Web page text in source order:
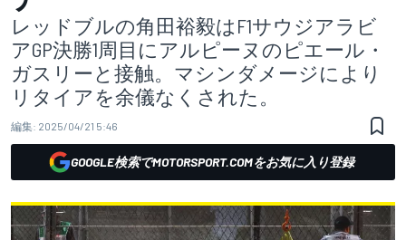
レッドブルの角田裕毅はF1サウジアラビ
アGP決勝1周目にアルピーヌのピエール・
ガスリーと接触。マシンダメージにより
リタイアを余儀なくされた。
編集: 2025/04/21 5:46
GOOGLE検索でMOTORSPORT.COMをお気に入り登録